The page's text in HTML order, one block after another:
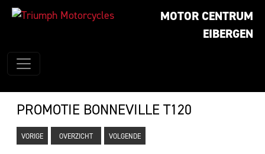
MOTOR CENTRUM
EIBERGEN
PROMOTIE BONNEVILLE T120
VORIGE OVERZICHT VOLGENDE